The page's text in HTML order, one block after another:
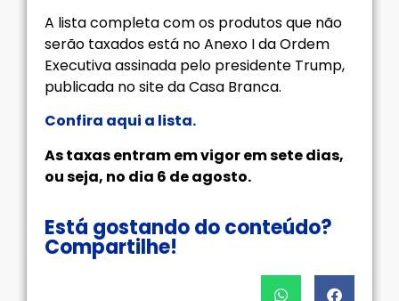
A lista completa com os produtos que não
serão taxados está no Anexo I da Ordem
Executiva assinada pelo presidente Trump,
publicada no site da Casa Branca.
Confira aqui a lista.
As taxas entram em vigor em sete dias,
ou seja, no dia 6 de agosto.
Está gostando do conteúdo?
Compartilhe!